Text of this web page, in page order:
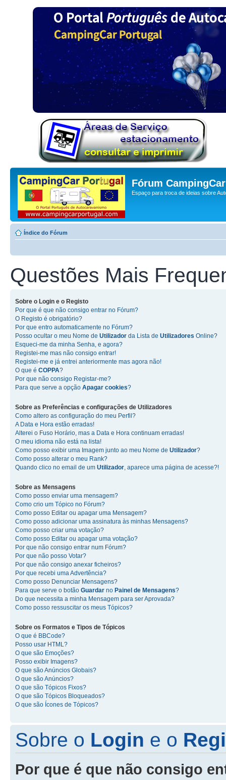
Fórum
Espaço para troca de ideias sobre
Índice do Fórum
Questões Mais
Sobre o Login e o Registo
Por que é que não consigo entrar no Fórum?
O Registo é obrigatório?
Por que entro automaticamente no Fórum?
Posso ocultar o meu Nome de Utilizador da Lista de Utilizadores Online?
Esqueci-me da minha Senha, e agora?
Registei-me mas não consigo entrar!
Registei-me e já entrei anteriormente mas agora não!
O que é COPPA?
Por que não consigo Registar-me?
Para que serve a opção Apagar cookies?
Sobre as Preferências e configurações de Utilizadores
Como altero as configuração do meu Perfil?
A Data e Hora estão erradas!
Alterei o Fuso Horário, mas a Data e Hora continuam erradas!
O meu idioma não está na lista!
Como posso exibir uma Imagem junto ao meu Nome de Utilizador?
Como posso alterar o meu Rank?
Quando clico no email de um Utilizador, aparece uma página de acesse?!
Sobre as Mensagens
Como posso enviar uma mensagem?
Como crio um Tópico no Fórum?
Como posso Editar ou apagar uma Mensagem?
Como posso adicionar uma assinatura às minhas Mensagens?
Como posso criar uma votação?
Como posso Editar ou apagar uma votação?
Por que não consigo entrar num Fórum?
Por que não posso Votar?
Por que não consigo anexar ficheiros?
Por que recebi uma Advertência?
Como posso Denunciar Mensagens?
Para que serve o botão Guardar no Painel de Mensagens?
Do que necessita a minha Mensagem para ser Aprovada?
Como posso ressuscitar os meus Tópicos?
Sobre os Formatos e Tipos de Tópicos
O que é BBCode?
Posso usar HTML?
O que são Emoções?
Posso exibir Imagens?
O que são Anúncios Globais?
O que são Anúncios?
O que são Tópicos Fixos?
O que são Tópicos Bloqueados?
O que são Ícones de Tópicos?
Sobre o Login e o
Por que é que não consigo